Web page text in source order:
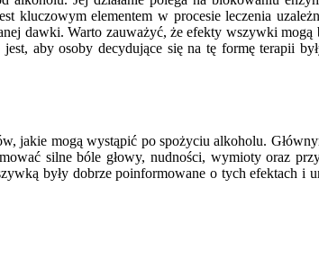
elementem w procesie leczenia
dawki. Warto zauważyć, że efekty wszywki mogą
aby osoby decydujące się na tę formę terapii
jakie mogą wystąpić po spożyciu alkoholu.
silne bóle głowy, nudności, wymioty oraz
były dobrze poinformowane o tych efektach i